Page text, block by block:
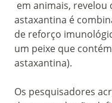
em animais,
astaxantina é
de reforço
um peixe que
astaxantina).
Os pesquisadores